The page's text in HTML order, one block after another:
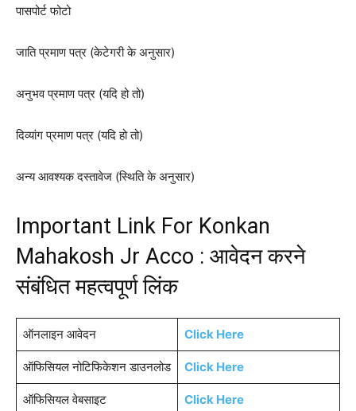
पासपोर्ट फोटो
जाति प्रमाण पत्र (केटेगरी के अनुसार)
अनुभव प्रमाण पत्र (यदि हो तो)
दिव्यांग प्रमाण पत्र (यदि हो तो)
अन्य आवश्यक दस्तावेज (स्थिति के अनुसार)
Important Link For Konkan
Mahakosh Jr Acco : आवेदन करने
संबंधित महत्वपूर्ण लिंक
ऑनलाइन आवेदन Click Here
ऑफिसियल नोटिफिकेशन डाउनलोड Click Here
ऑफिसियल वेबसाइट Click Here